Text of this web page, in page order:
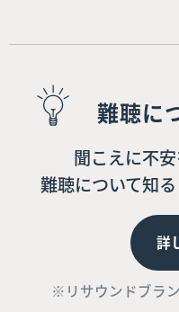
難聴に
聞こえに不
難聴について知
詳
※リサウンドブラ